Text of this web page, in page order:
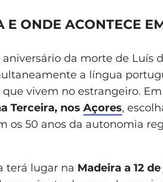
E ONDE ACONTECE
da morte de Luís
a língua
vivem no estrangeiro. Em
Terceira, nos Açores,
os 50 anos da autonomia
terá lugar na Madeira a 12